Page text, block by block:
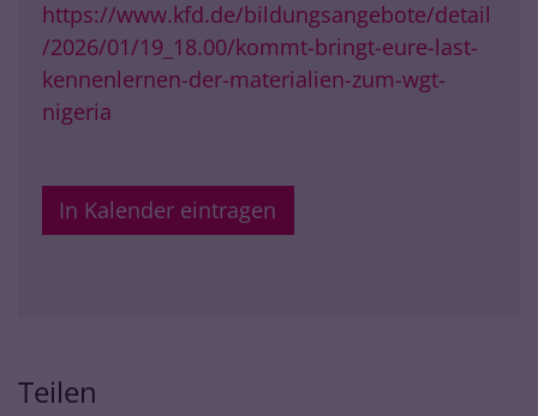
https://www.kfd.de/bildungsangebote/detail
/2026/01/19_18.00/kommt-bringt-eure-last-
kennenlernen-der-materialien-zum-wgt-
nigeria
In Kalender eintragen
Teilen